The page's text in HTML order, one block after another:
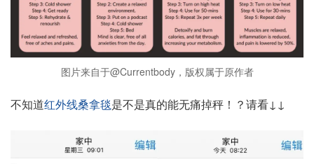
图片来自于@Currentbody，版权属于原作者
不知道红外线桑拿毯是不是真的能无痛掉秤！？请看↓↓